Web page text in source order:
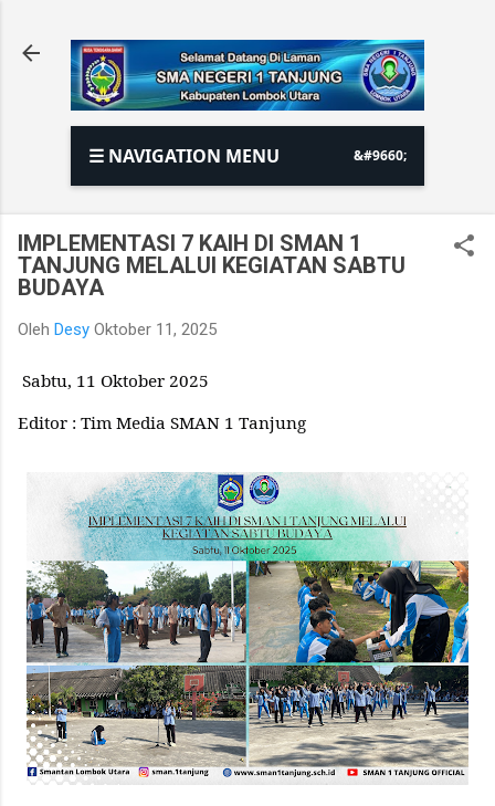
☰ NAVIGATION MENU
IMPLEMENTASI 7 KAIH DI SMAN 1
TANJUNG MELALUI KEGIATAN SABTU
BUDAYA
Oleh Desy Oktober 11, 2025
Sabtu, 11 Oktober 2025
Editor : Tim Media SMAN 1 Tanjung